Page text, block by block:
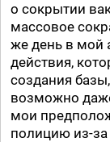
о сокрытии
массовое
же день в мой
действия,
создания
возможно
мои
полицию из-